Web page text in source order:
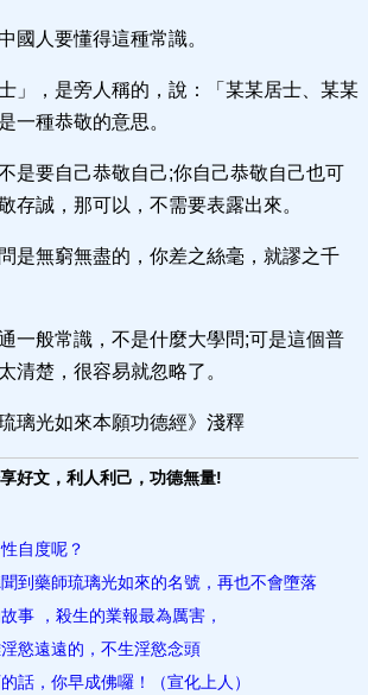
國人要懂得這種常識。
」，是旁人稱的，說：「某某居士、某某
一種恭敬的意思。
是要自己恭敬自己;你自己恭敬自己也可
存誠，那可以，不需要表露出來。
是無窮無盡的，你差之絲毫，就謬之千
一般常識，不是什麼大學問;可是這個普
清楚，很容易就忽略了。
璃光如來本願功德經》淺釋
好文，利人利己，功德無量!
自度呢？
到藥師琉璃光如來的名號，再也不會墮落
事 ，殺生的業報最為厲害，
慾遠遠的，不生淫慾念頭
話，你早成佛囉！（宣化上人）